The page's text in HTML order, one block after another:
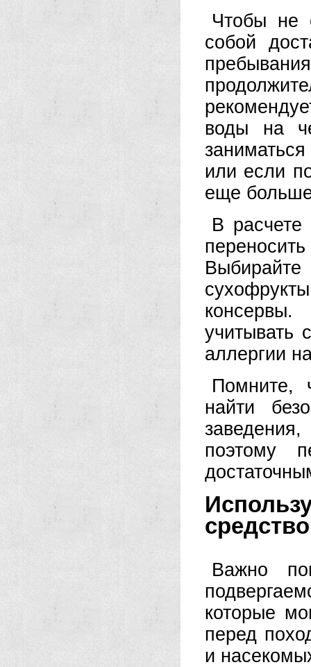
Чтобы не
собой
воды на
или если
еще
В расчете
Выбирайте
учитывать
аллергии
Помните,
найти
поэтому
Важно
которые
перед
и